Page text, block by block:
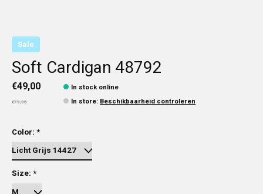
Sale
Soft Cardigan 48792
€49,00
€79,95
In stock online
In store: Beschikbaarheid controleren
Color: *
Size: *